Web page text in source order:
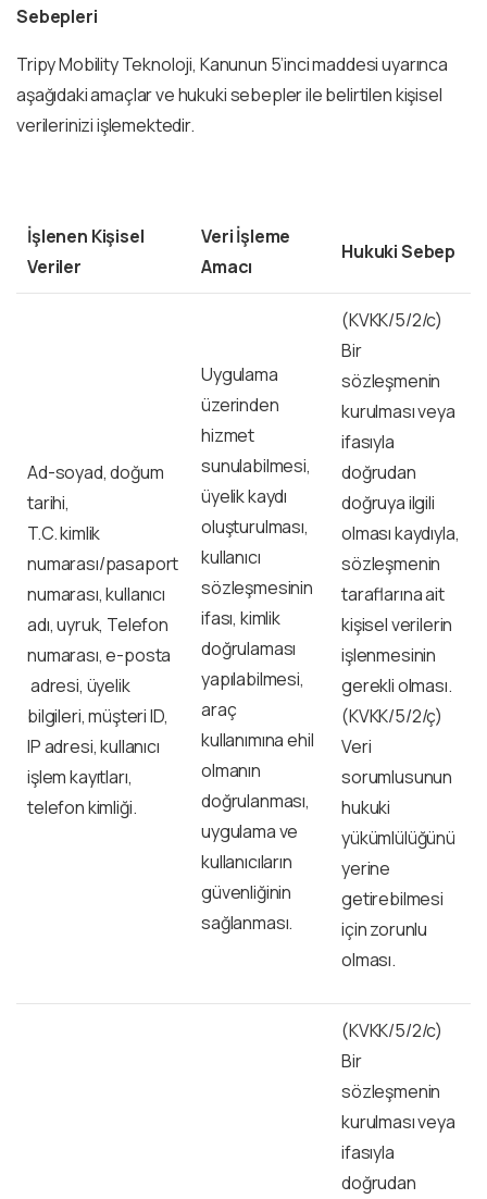
Sebepleri
Tripy Mobility Teknoloji, Kanunun 5’inci maddesi uyarınca
aşağıdaki amaçlar ve hukuki sebepler ile belirtilen kişisel
verilerinizi işlemektedir.
İşlenen Kişisel
Veriler
Veri İşleme
Amacı
Hukuki Sebep
Ad-soyad, doğum
tarihi,
T.C. kimlik
numarası/pasaport
numarası, kullanıcı
adı, uyruk, Telefon
numarası, e-posta
adresi, üyelik
bilgileri, müşteri ID,
IP adresi, kullanıcı
işlem kayıtları,
telefon kimliği.
Uygulama
üzerinden
hizmet
sunulabilmesi,
üyelik kaydı
oluşturulması,
kullanıcı
sözleşmesinin
ifası, kimlik
doğrulaması
yapılabilmesi,
araç
kullanımına ehil
olmanın
doğrulanması,
uygulama ve
kullanıcıların
güvenliğinin
sağlanması.
(KVKK/5/2/c)
Bir
sözleşmenin
kurulması veya
ifasıyla
doğrudan
doğruya ilgili
olması kaydıyla,
sözleşmenin
taraflarına ait
kişisel verilerin
işlenmesinin
gerekli olması.
(KVKK/5/2/ç)
Veri
sorumlusunun
hukuki
yükümlülüğünü
yerine
getirebilmesi
için zorunlu
olması.
(KVKK/5/2/c)
Bir
sözleşmenin
kurulması veya
ifasıyla
doğrudan